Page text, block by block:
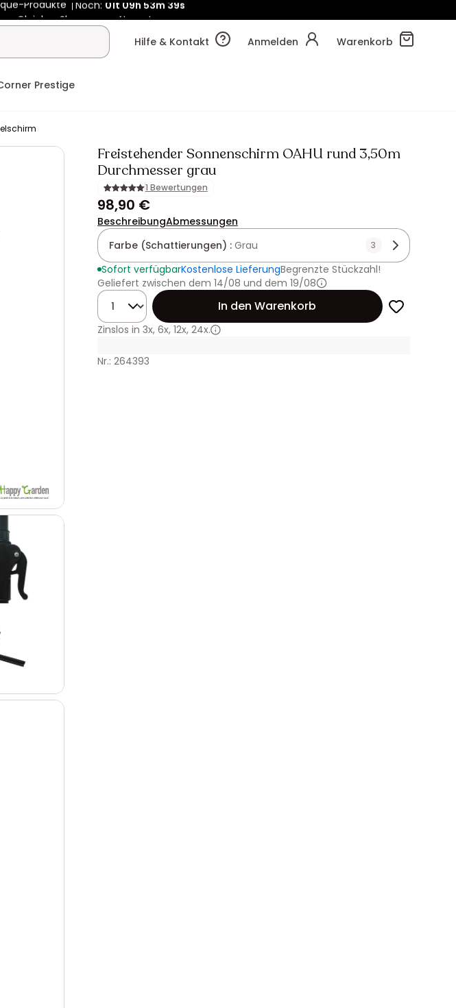
- Gleicher Shop, neuer Name!
Produkte Noch:01t
Hilfe & Kontakt
Anmelden Warenkorb
Prestige
Freistehender Sonnenschirm OAHU rund 3,50m
Durchmesser grau
1 Bewertungen
98,90 €
BeschreibungAbmessungen
Farbe (Schattierungen) : Grau 3
Sofort verfügbarKostenlose LieferungBegrenzte Stückzahl!
Geliefert zwischen dem 14/08 und dem 19/08
Menge
In den Warenkorb
Zinslos in 3x, 6x, 12x, 24x.
Nr.: 264393